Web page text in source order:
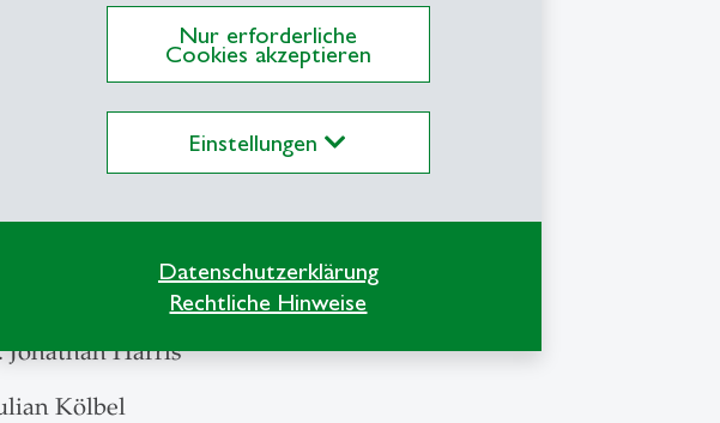
Nur erforderliche
Cookies akzeptieren
Einstellungen
Datenschutzerklärung
Rechtliche Hinweise
Jonathan Harris
Kölbel